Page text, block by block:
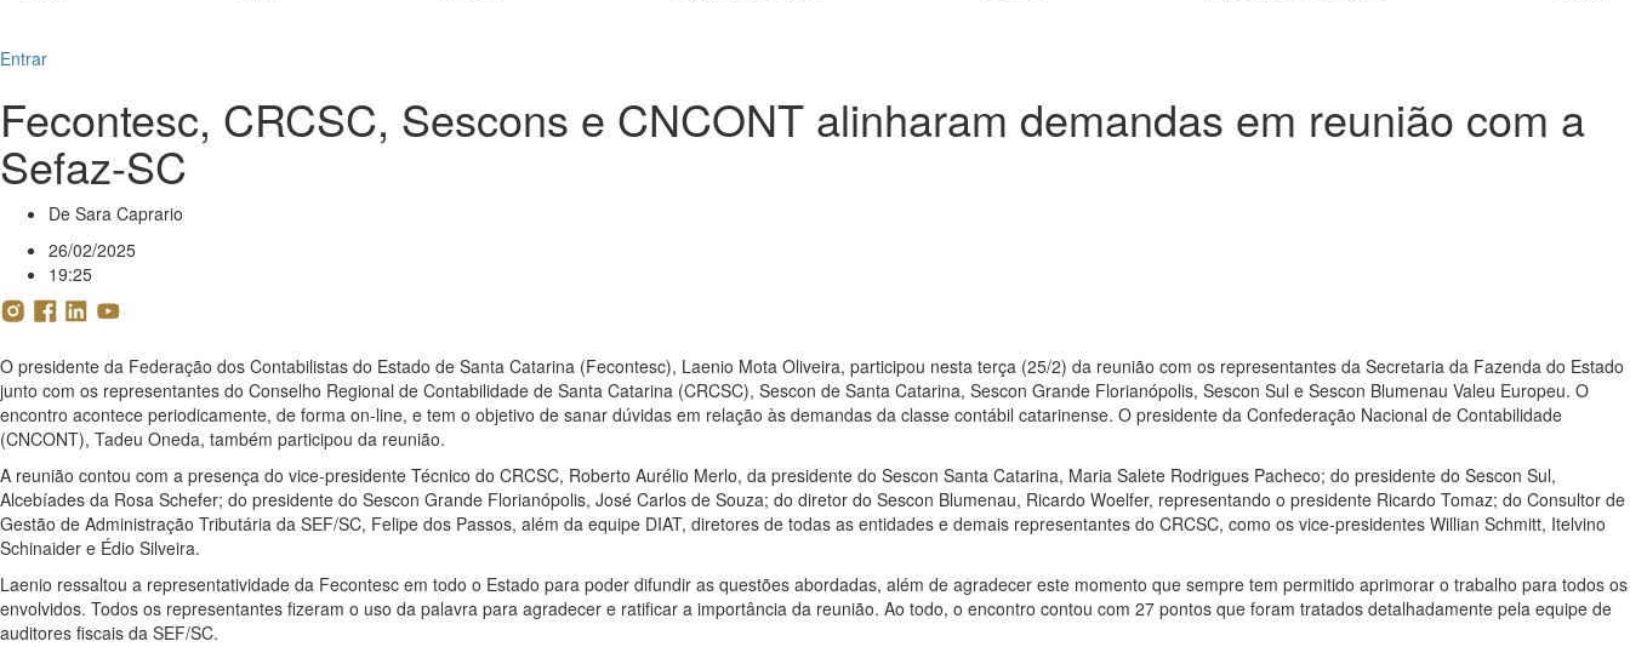
Entrar
Fecontesc, CRCSC, Sescons e CNCONT alinharam demandas em reunião com a
Sefaz-SC
De Sara Caprario
26/02/2025
19:25
O presidente da Federação dos Contabilistas do Estado de Santa Catarina (Fecontesc), Laenio Mota Oliveira, participou nesta terça (25/2) da reunião com os representantes da Secretaria da Fazenda do Estado
junto com os representantes do Conselho Regional de Contabilidade de Santa Catarina (CRCSC), Sescon de Santa Catarina, Sescon Grande Florianópolis, Sescon Sul e Sescon Blumenau Valeu Europeu. O
encontro acontece periodicamente, de forma on-line, e tem o objetivo de sanar dúvidas em relação às demandas da classe contábil catarinense. O presidente da Confederação Nacional de Contabilidade
(CNCONT), Tadeu Oneda, também participou da reunião.
A reunião contou com a presença do vice-presidente Técnico do CRCSC, Roberto Aurélio Merlo, da presidente do Sescon Santa Catarina, Maria Salete Rodrigues Pacheco; do presidente do Sescon Sul,
Alcebíades da Rosa Schefer; do presidente do Sescon Grande Florianópolis, José Carlos de Souza; do diretor do Sescon Blumenau, Ricardo Woelfer, representando o presidente Ricardo Tomaz; do Consultor de
Gestão de Administração Tributária da SEF/SC, Felipe dos Passos, além da equipe DIAT, diretores de todas as entidades e demais representantes do CRCSC, como os vice-presidentes Willian Schmitt, Itelvino
Schinaider e Édio Silveira.
Laenio ressaltou a representatividade da Fecontesc em todo o Estado para poder difundir as questões abordadas, além de agradecer este momento que sempre tem permitido aprimorar o trabalho para todos os
envolvidos. Todos os representantes fizeram o uso da palavra para agradecer e ratificar a importância da reunião. Ao todo, o encontro contou com 27 pontos que foram tratados detalhadamente pela equipe de
auditores fiscais da SEF/SC.